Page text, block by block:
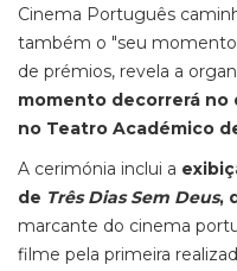
Cinema Português
também o "seu
de prémios, revela a
momento decorrerá no
no Teatro Académico
A cerimónia inclui a
de Três Dias Sem Deus,
marcante do cinema
filme pela primeira